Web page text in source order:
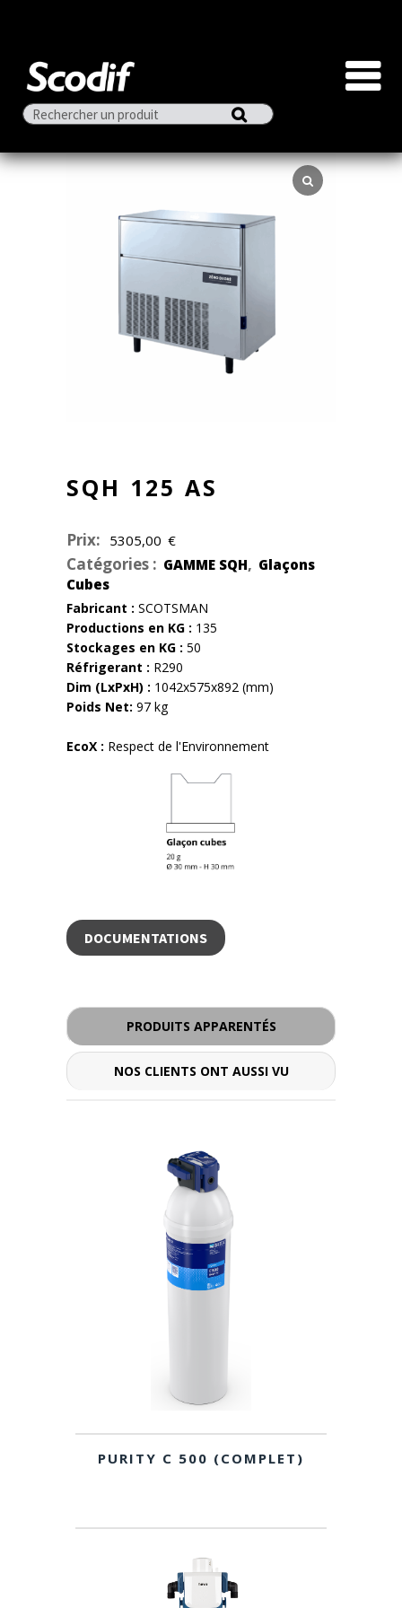
SQH 125 AS
Prix: 5305,00 €
Catégories : GAMME SQH, Glaçons
Cubes
Fabricant : SCOTSMAN
Productions en KG : 135
Stockages en KG : 50
Réfrigerant : R290
Dim (LxPxH) : 1042x575x892 (mm)
Poids Net: 97 kg
EcoX : Respect de l'Environnement
DOCUMENTATIONS
PRODUITS APPARENTÉS
NOS CLIENTS ONT AUSSI VU
PURITY C 500 (COMPLET)